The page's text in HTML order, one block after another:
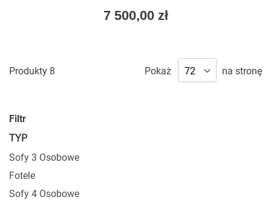
najlepiej sprawdza się w przestronnych wnętrzach, gdzie
nie ogranicza swobody poruszania się.
Przede wszystkim wysoką jakością materiałów, starannym
użytkowania.
As
7 500,00 zł
Produkty 8 Pokaż na stronę
Filtr
TYP
Sofy 3 Osobowe
Fotele
Sofy 4 Osobowe